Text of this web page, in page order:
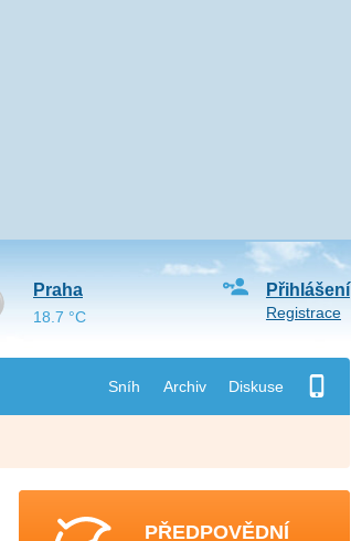
Sníh Archiv Diskuse
Přihlášení
Registrace
Praha
18.7 °C
PŘEDPOVĚDNÍ